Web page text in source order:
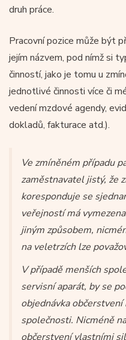
druh práce.
Pracovní pozice může být
jejím názvem, pod nímž si
činností, jako je tomu u
jednotlivé činnosti více či
vedení mzdové agendy,
dokladů, fakturace atd.).
Ve zmíněném případu
zaměstnavatel jistý, že
koresponduje se
veřejností má
jiným způsobem,
na veletrzích lze
V případě menších
servisní aparát, by se
objednávka
společnosti. Nicméně
občerstvení vlastními